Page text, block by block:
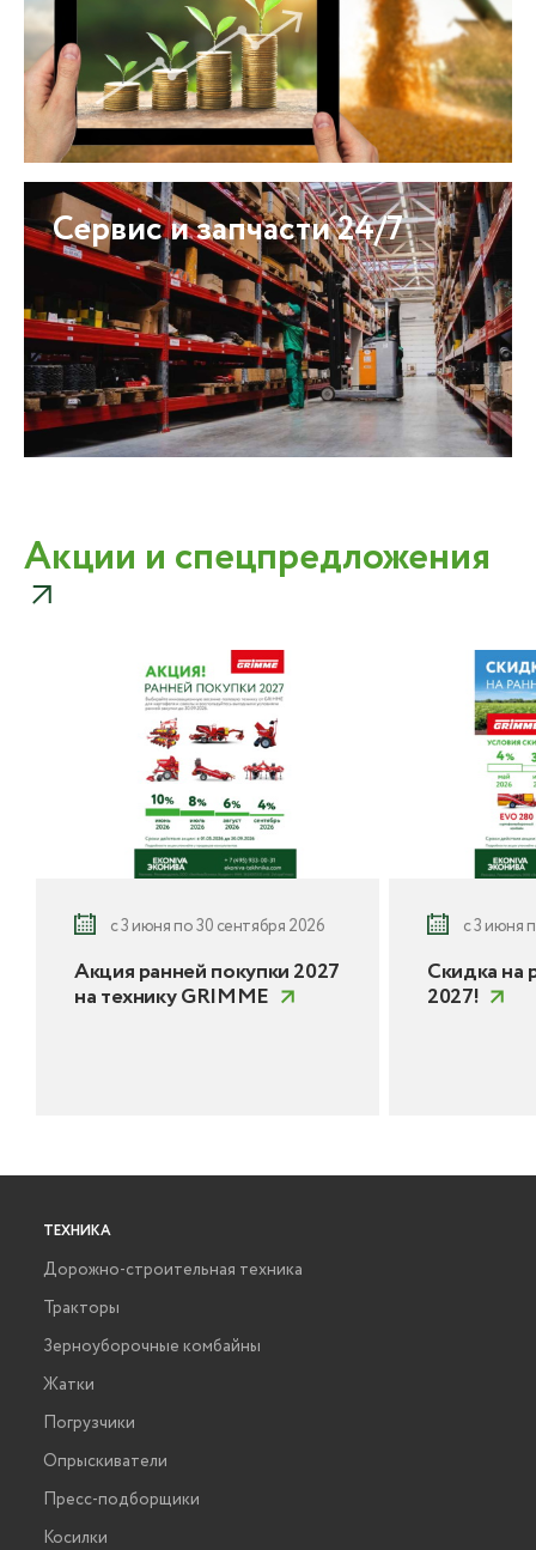
Сервис и запчасти 24/7
Акции и спецпредложения
с 3 июня по 30 сентября 2026
Акция ранней покупки 2027
на технику GRIMME
с 3 июня
Скидка на
2027!
ТЕХНИКА
Дорожно-строительная техника
Тракторы
Зерноуборочные комбайны
Жатки
Погрузчики
Опрыскиватели
Пресс-подборщики
Косилки